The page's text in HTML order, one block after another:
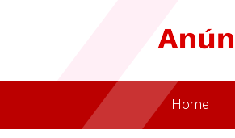
Home